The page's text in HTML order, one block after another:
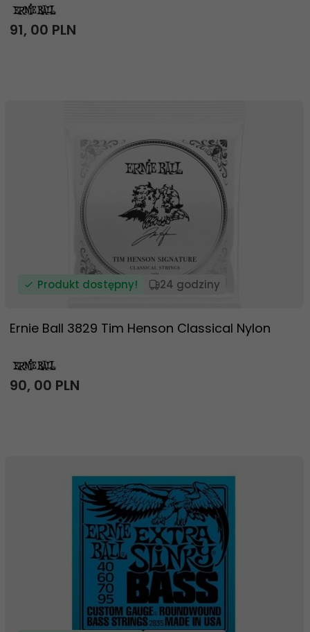
91, 00 PLN
Produkt dostępny! 24 godziny
Ernie Ball 3829 Tim Henson Classical Nylon
90, 00 PLN